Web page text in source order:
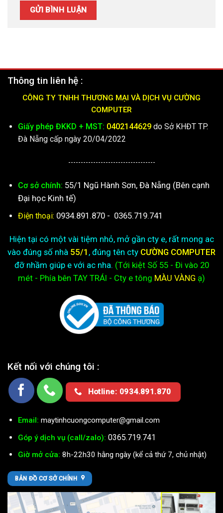
Thông tin liên hệ :
CÔNG TY TNHH THƯƠNG MẠI VÀ DỊCH VỤ CƯỜNG
COMPUTER
Giấy phép ĐKKD + MST: 0402144629do Sở KHĐT TP.
Đà Nẵng cấp ngày 20/04/2022
-----------------------------------
Cơ sở chính: 55/1 Ngũ Hành Sơn, Đà Nẵng (Bên cạnh
Đại học Kinh tế)
Điện thoại: 0934.891.870 - 0365.719.741
Hiện tại có một vài tiệm nhỏ, mở gần cty e, rất mong ac
vào đúng số nhà 55/1 , đúng tên cty CƯỜNG COMPUTER
đỡ nhầm giúp e với ac nha. (Tới kiệtSố 55 - Đi vào 20
mét - Phía bên TAY TRÁI - Cty e tông MÀU VÀNG ạ)
Kết nối với chúng tôi :
Hotline: 0934.891.870
Email: maytinhcuongcomputer@gmail.com
Góp ý dịch vụ (call/zalo): 0365.719.741
Giờ mở cửa: 8h-22h30 hằng ngày (kể cả thứ 7, chủ nhật)
BẢN ĐỒ CƠ SỞ CHÍNH